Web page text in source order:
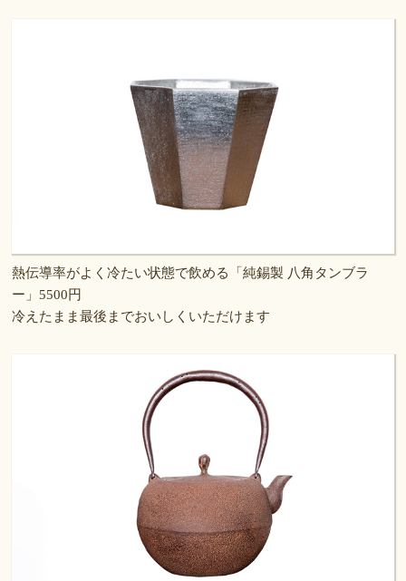
熱伝導率がよく冷たい状態で飲める「純錫製 八角タンブラ
ー」5500円
冷えたまま最後までおいしくいただけます